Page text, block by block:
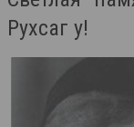
Рухсаг у!